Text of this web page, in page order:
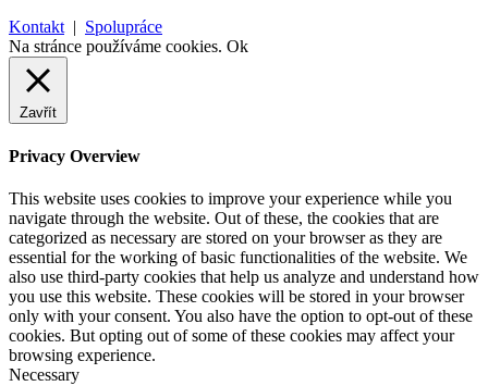
Kontakt | Spolupráce
Na stránce používáme cookies. Ok
Zavřít
Privacy Overview
This website uses cookies to improve your experience while you
navigate through the website. Out of these, the cookies that are
categorized as necessary are stored on your browser as they are
essential for the working of basic functionalities of the website. We
also use third-party cookies that help us analyze and understand how
you use this website. These cookies will be stored in your browser
only with your consent. You also have the option to opt-out of these
cookies. But opting out of some of these cookies may affect your
browsing experience.
Necessary